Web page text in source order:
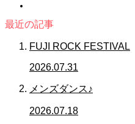
最近の記事
FUJI ROCK FESTIVAL
2026.07.31
メンズダンス♪
2026.07.18